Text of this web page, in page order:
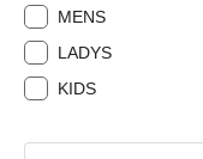
MENS
LADYS
KIDS